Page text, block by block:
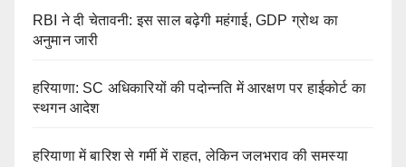
RBI ने दी चेतावनी: इस साल बढ़ेगी महंगाई, GDP ग्रोथ का
अनुमान जारी
हरियाणा: SC अधिकारियों की पदोन्नति में आरक्षण पर हाईकोर्ट का
स्थगन आदेश
हरियाणा में बारिश से गर्मी में राहत, लेकिन जलभराव की समस्या